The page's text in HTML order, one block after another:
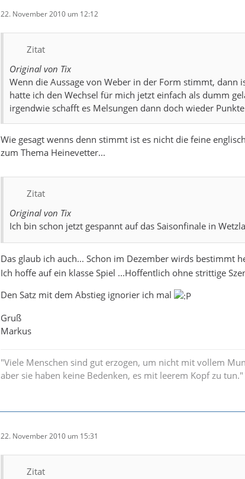
22. November 2010 um 12:12
Zitat
Original von Tix
Wenn die Aussage von Weber in der Form stimmt,
hatte ich den Wechsel für mich jetzt einfach als dumm
irgendwie schafft es Melsungen dann doch wieder
Wie gesagt wenns denn stimmt ist es nicht die feine
zum Thema Heinevetter...
Zitat
Original von Tix
Ich bin schon jetzt gespannt auf das Saisonfinale in
Das glaub ich auch... Schon im Dezember wirds bestimmt
Ich hoffe auf ein klasse Spiel ...Hoffentlich ohne strittige
Den Satz mit dem Abstieg ignorier ich mal
Gruß
Markus
"Viele Menschen sind gut erzogen, um nicht mit vollem
aber sie haben keine Bedenken, es mit leerem Kopf zu
22. November 2010 um 15:31
Zitat